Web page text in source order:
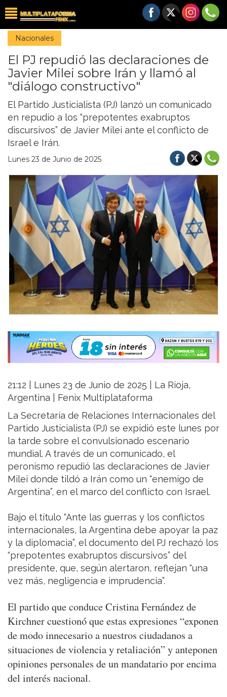
Nacionales
El PJ repudió las declaraciones de
Javier Milei sobre Irán y llamó al
"diálogo constructivo"
El Partido Justicialista (PJ) lanzó un comunicado
en repudio a los “prepotentes exabruptos
discursivos” de Javier Milei ante el conflicto de
Israel e Irán.
Lunes 23 de Junio de 2025
21:12 | Lunes 23 de Junio de 2025 | La Rioja,
Argentina | Fenix Multiplataforma
La Secretaría de Relaciones Internacionales del
Partido Justicialista (PJ) se expidió este lunes por
la tarde sobre el convulsionado escenario
mundial. A través de un comunicado, el
peronismo repudió las declaraciones de Javier
Milei donde tildó a Irán como un “enemigo de
Argentina”, en el marco del conflicto con Israel.
Bajo el título “Ante las guerras y los conflictos
internacionales, la Argentina debe apoyar la paz
y la diplomacia”, el documento del PJ rechazó los
“prepotentes exabruptos discursivos” del
presidente, que, según alertaron, reflejan “una
vez más, negligencia e imprudencia”.
El partido que conduce Cristina Fernández de
Kirchner cuestionó que estas expresiones “exponen
de modo innecesario a nuestros ciudadanos a
situaciones de violencia y retaliación” y anteponen
opiniones personales de un mandatario por encima
del interés nacional.